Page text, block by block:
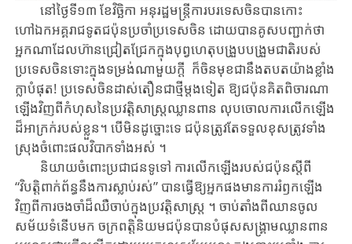
នៅថ្ងៃទី​១៣ ខែ​វិច្ឆិកា អនុរដ្ឋមន្ត្រីការបរទេសចិនបានកោះ​
ហៅឯកអគ្គរាជទូតជប៉ុនប្រចាំប្រទេសចិន ដោយ​បាន​គូសបញ្ជាក់ថា
អ្នកណាដែលហ៊ានជ្រៀតជ្រែកក្នុងបុព្វហេតុបង្រួបបង្រួមជាតិរបស់
ប្រទេសចិនទោះក្នុងទម្រង់ណាមួយក្តី ក៏ចិនមុខជានឹងតបតយ៉ាងខ្លាំង
ក្លាបំផុត! ប្រទេស​ចិន​ដាស់តឿន​ជា​ថ្មី​ម្តង​ទៀត ឱ្យ​ជប៉ុន​គិតពិចារណា
ឡើងវិញពីកំហុសនៃប្រវត្តិសាស្ត្រឈ្លានពាន លុបចោលការលើកឡើង
ដ៏អាក្រក់របស់ខ្លួន។ បើមិនដូច្នោះទេ ជប៉ុនត្រូវតែទទួលខុសត្រូវទាំង
ស្រុងចំពោះផលវិបាកទាំងអស់ ។
និយាយ​ចំពោះប្រជាជនទូទៅ ការ​លើក​ឡើង​របស់ជប៉ុន​ស្តីពី
“វិបត្តិពាក់ព័ន្ធនឹងការស្លាប់​​​រស់” បាន​ធ្វើ​ឱ្យអ្នក​ផងមានការរំឭកឡើង​
វិញពីការ​ចងចាំ​​ដ៏​ឈឺចាប់ក្នុងប្រវត្តិសាស្ត្រ ។ ចាប់តាំង​ពីឈាន​ចូល
សម័យ​ទំនើប​មក​ ចក្រពត្តិនិយមជប៉ុនបាន​បំផុស​សង្គ្រាម​ឈ្លានពាន